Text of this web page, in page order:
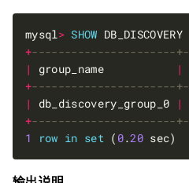
mysql> SHOW
+
|
group_name |
+
|
db_discovery_group_0 |
+
1
row in set ( 0.20